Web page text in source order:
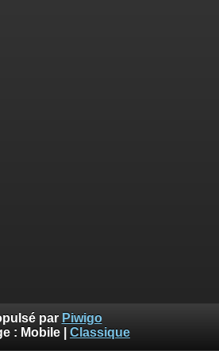
par Piwigo
: Mobile Classique